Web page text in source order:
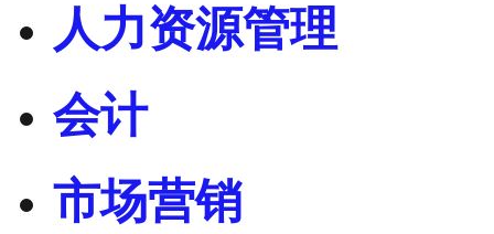
人力资源管理
会计
市场营销